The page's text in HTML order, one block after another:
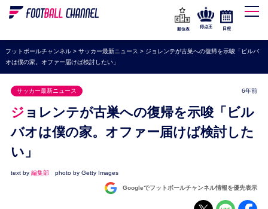
WEリーグ
海外サッカー
プレミアリーグ
ラ・リーガ
セリエA
ブンデスリーガ
ナショナルチーム
順位表
得点王 日程
フットボールチャンネル> サッカー最新ニュース > ジョレンテが古巣への復帰を示唆「ビルバ
オは僕の家。オファー届けば検討したい」
サッカー最新ニュース 6年前
ジョレンテが古巣への復帰を示唆「ビル
バオは僕の家。オファー届けば検討した
い」
text by 編集部 photo by Getty Images
Googleでフットボールチャンネル情報を優先表示